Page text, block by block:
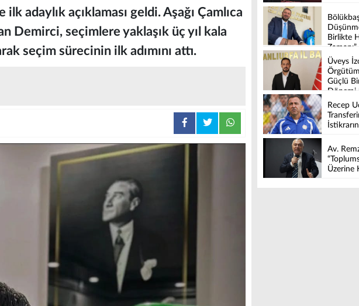
adaylık açıklaması geldi. Aşağı Çamlıca
Demirci, seçimlere yaklaşık üç yıl kala
seçim sürecinin ilk adımını attı.
Birlikte
Zamanı”
Üveys
Güçlü
Dönemi
Recep
Av.
Üzerine